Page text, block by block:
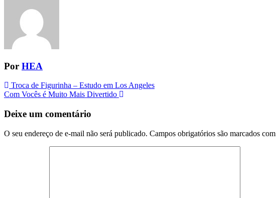
Por HEA
Navegação
da
Postagem
Troca de Figurinha – Estudo em Los Angeles
Com Vocês é Muito Mais Divertido
Deixe um comentário
O seu endereço de e-mail não será publicado. Campos obrigatórios são marcados com